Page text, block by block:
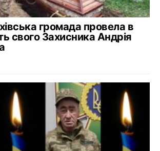
громада провела в
свого Захисника Андрія